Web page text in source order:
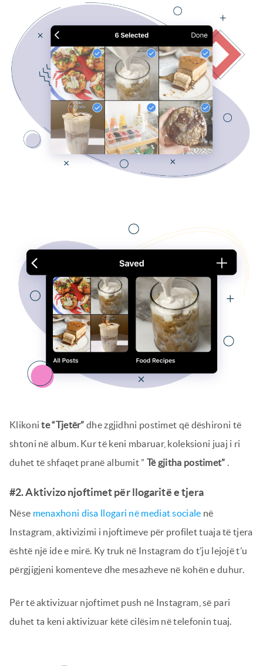
Klikonite “Tjetër” dhe zgjidhni postimet që dëshironi të
shtoni në album. Kur të keni mbaruar, koleksioni juaj i ri
duhet të shfaqet pranë albumit ” Të gjitha postimet” .
#2. Aktivizo njoftimet për llogaritë e tjera
Nëse menaxhoni disa llogari në mediat sociale në
Instagram, aktivizimi i njoftimeve për profilet tuaja të tjera
është një ide e mirë. Ky truk në Instagram do t’ju lejojë t’u
përgjigjeni komenteve dhe mesazheve në kohën e duhur.
Për të aktivizuar njoftimet push në Instagram, së pari
duhet ta keni aktivizuar këtë cilësim në telefonin tuaj.